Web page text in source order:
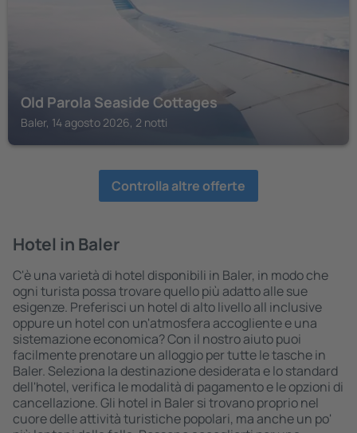
Old Parola Seaside Cottages
Baler, 14 agosto 2026, 2 notti
Controlla altre offerte
Hotel in Baler
C'è una varietà di hotel disponibili in Baler, in modo che
ogni turista possa trovare quello più adatto alle sue
esigenze. Preferisci un hotel di alto livello all inclusive
oppure un hotel con un'atmosfera accogliente e una
sistemazione economica? Con il nostro aiuto puoi
facilmente prenotare un alloggio per tutte le tasche in
Baler. Seleziona la destinazione desiderata e lo standard
dell'hotel, verifica le modalità di pagamento e le opzioni di
cancellazione. Gli hotel in Baler si trovano proprio nel
cuore delle attività turistiche popolari, ma anche un po'